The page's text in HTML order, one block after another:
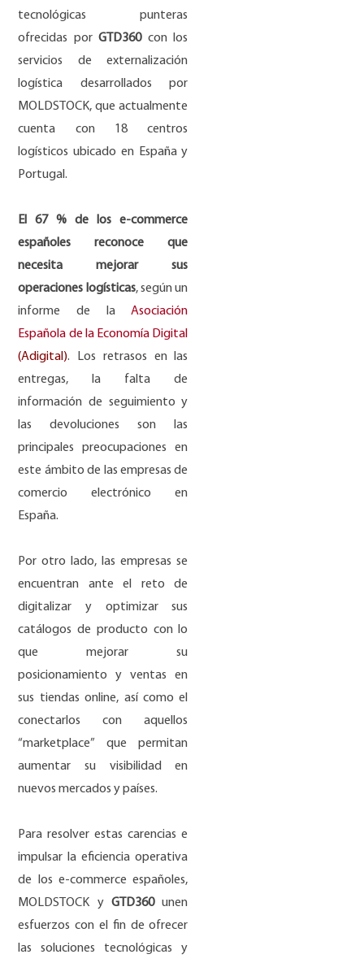
tecnológicas punteras
ofrecidas porGTD360con los
servicios de externalización
logística desarrollados por
MOLDSTOCK, que actualmente
cuenta con 18 centros
logísticos ubicado en España y
Portugal.
El 67 % de los e-commerce
españoles reconoce que
necesita mejorar sus
operaciones logísticas, según un
informe de laAsociación
Española de la Economía Digital
(Adigital). Los retrasos en las
entregas, la falta de
información de seguimiento y
las devoluciones son las
principales preocupaciones en
este ámbito de las empresas de
comercio electrónico en
España.
Por otro lado, las empresas se
encuentran ante el reto de
digitalizar y optimizar sus
catálogos de producto con lo
que mejorar su
posicionamiento y ventas en
sus tiendas online, así como el
conectarlos con aquellos
“marketplace” que permitan
aumentar su visibilidad en
nuevos mercados y países.
Para resolver estas carencias e
impulsar la eficiencia operativa
de los e-commerce españoles,
MOLDSTOCK y GTD360unen
esfuerzos con el fin de ofrecer
las soluciones tecnológicas y